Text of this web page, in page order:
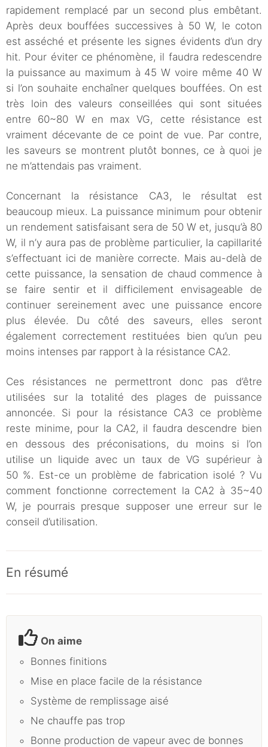
rapidement remplacé par un second plus embêtant.
Après deux bouffées successives à 50 W, le coton
est asséché et présente les signes évidents d’un dry
hit. Pour éviter ce phénomène, il faudra redescendre
la puissance au maximum à 45 W voire même 40 W
si l’on souhaite enchaîner quelques bouffées. On est
très loin des valeurs conseillées qui sont situées
entre 60~80 W en max VG, cette résistance est
vraiment décevante de ce point de vue. Par contre,
les saveurs se montrent plutôt bonnes, ce à quoi je
ne m’attendais pas vraiment.
Concernant la résistance CA3, le résultat est
beaucoup mieux. La puissance minimum pour obtenir
un rendement satisfaisant sera de 50 W et, jusqu’à 80
W, il n’y aura pas de problème particulier, la capillarité
s’effectuant ici de manière correcte. Mais au-delà de
cette puissance, la sensation de chaud commence à
se faire sentir et il difficilement envisageable de
continuer sereinement avec une puissance encore
plus élevée. Du côté des saveurs, elles seront
également correctement restituées bien qu’un peu
moins intenses par rapport à la résistance CA2.
Ces résistances ne permettront donc pas d’être
utilisées sur la totalité des plages de puissance
annoncée. Si pour la résistance CA3 ce problème
reste minime, pour la CA2, il faudra descendre bien
en dessous des préconisations, du moins si l’on
utilise un liquide avec un taux de VG supérieur à
50 %. Est-ce un problème de fabrication isolé ? Vu
comment fonctionne correctement la CA2 à 35~40
W, je pourrais presque supposer une erreur sur le
conseil d’utilisation.
En résumé
On aime
Bonnes finitions
Mise en place facile de la résistance
Système de remplissage aisé
Ne chauffe pas trop
Bonne production de vapeur avec de bonnes